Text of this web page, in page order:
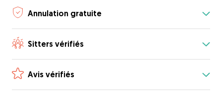
Annulation gratuite
Sitters vérifiés
Avis vérifiés